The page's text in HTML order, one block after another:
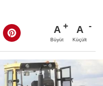
A
Büyüt
A
Küçült